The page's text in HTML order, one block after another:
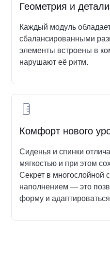
Геометрия и
Каждый модуль
сбалансированными
элементы встроены в
нарушают её ритм.
Комфорт нового
Сиденья и спинки
мягкостью и при этом
Секрет в многослойной
наполнением — это
форму и